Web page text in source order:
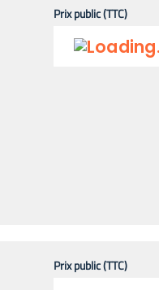
Prix public (TTC)
Prix public (TTC)